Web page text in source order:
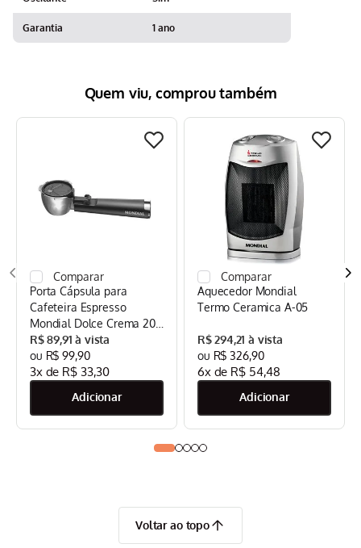
Garantia 1 ano
Quem viu, comprou também
Porta Cápsula para
Cafeteira Espresso
Mondial Dolce Crema 20
Bar Mondial Preto/Inox -
CPC-DG
R$ 89,91
R$ 99,90
3x de R$ 33,30
Aquecedor Mondial
Termo Ceramica A-05
R$ 294,21
R$ 326,90
6x de R$ 54,48
Voltar ao topo